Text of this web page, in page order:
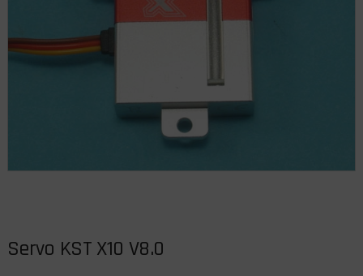
Servo KST X10 V8.0